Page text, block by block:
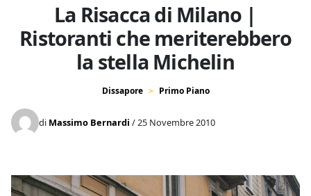
La Risacca di Milano |
Ristoranti che meriterebbero
la stella Michelin
Dissapore Primo Piano
di Massimo Bernardi / 25 Novembre 2010